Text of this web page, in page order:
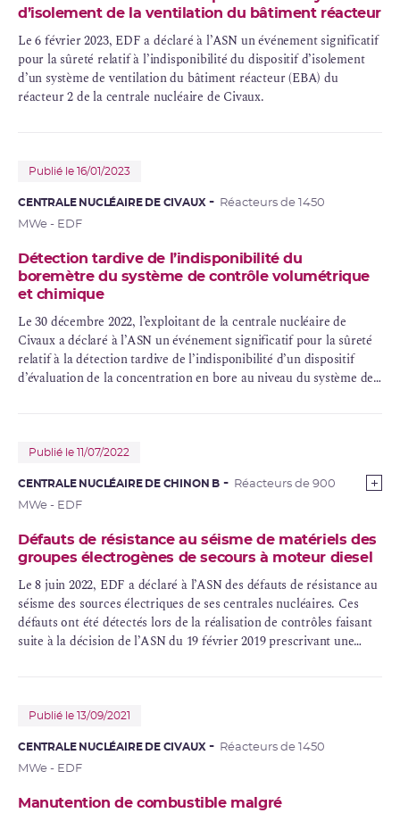
d’isolement de la ventilation du bâtiment réacteur
Le 6 février 2023, EDF a déclaré à l’ASN un événement significatif
pour la sûreté relatif à l’indisponibilité du dispositif d’isolement
d’un système de ventilation du bâtiment réacteur (EBA) du
réacteur 2 de la centrale nucléaire de Civaux.
Publié le 16/01/2023
CENTRALE NUCLÉAIRE DE CIVAUX
Réacteurs de 1450
MWe - EDF
Détection tardive de l’indisponibilité du
boremètre du système de contrôle volumétrique
et chimique
Le 30 décembre 2022, l’exploitant de la centrale nucléaire de
Civaux a déclaré à l’ASN un événement significatif pour la sûreté
relatif à la détection tardive de l’indisponibilité d’un dispositif
d’évaluation de la concentration en bore au niveau du système de
Publié le 11/07/2022
CENTRALE NUCLÉAIRE DE CHINON B
Réacteurs de 900
MWe - EDF
Défauts de résistance au séisme de matériels des
groupes électrogènes de secours à moteur diesel
Le 8 juin 2022, EDF a déclaré à l’ASN des défauts de résistance au
séisme des sources électriques de ses centrales nucléaires. Ces
défauts ont été détectés lors de la réalisation de contrôles faisant
suite à la décision de l’ASN du 19 février 2019 prescrivant une
Publié le 13/09/2021
CENTRALE NUCLÉAIRE DE CIVAUX
Réacteurs de 1450
MWe - EDF
Manutention de combustible malgré